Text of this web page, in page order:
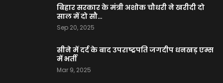
बिहार सरकार के मंत्री अशोक चौधरी ने खरीदी दो
साल में दो सौ…
Sep 20, 2025
सीने में दर्द के बाद उपराष्ट्रपति जगदीप धनखड़ एम्स
में भर्ती
Mar 9, 2025